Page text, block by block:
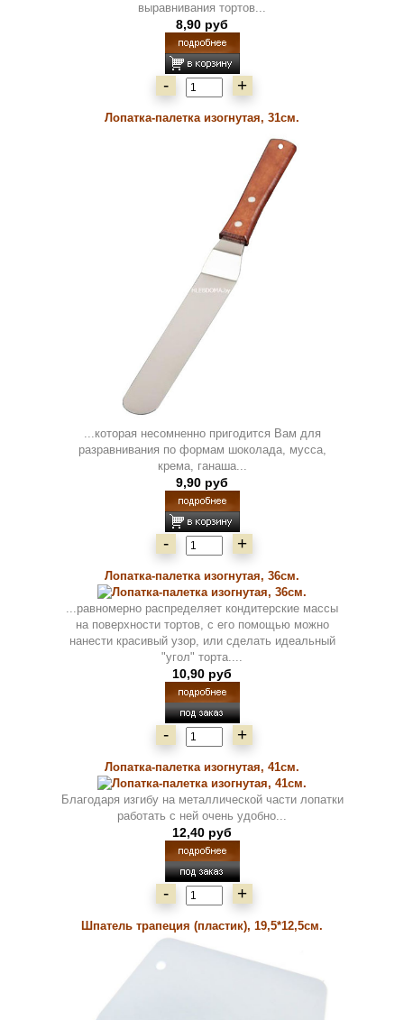
выравнивания тортов...
8,90 руб
- +
Лопатка-палетка изогнутая, 31см.
...которая несомненно пригодится Вам для
разравнивания по формам шоколада, мусса,
крема, ганаша...
9,90 руб
- +
Лопатка-палетка изогнутая, 36см.
...равномерно распределяет кондитерские массы
на поверхности тортов, с его помощью можно
нанести красивый узор, или сделать идеальный
"угол" торта....
10,90 руб
- +
Лопатка-палетка изогнутая, 41см.
Благодаря изгибу на металлической части лопатки
работать с ней очень удобно...
12,40 руб
- +
Шпатель трапеция (пластик), 19,5*12,5см.